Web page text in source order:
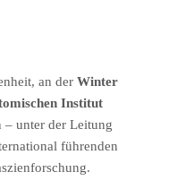
an der Winter
Institut
– unter der Leitung
führenden